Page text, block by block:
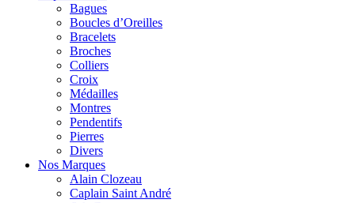
Bagues
Boucles d’Oreilles
Bracelets
Broches
Colliers
Croix
Médailles
Montres
Pendentifs
Pierres
Divers
Nos Marques
Alain Clozeau
Caplain Saint André